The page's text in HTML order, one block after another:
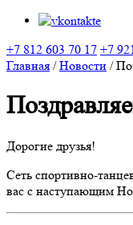
+7 812 603 70 17 +7
Главная /Новости /
Дорогие друзья!
Сеть спортивно-
вас с наступающим